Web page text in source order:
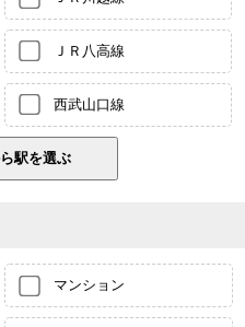
ＪＲ八高線
西武山口線
マンション